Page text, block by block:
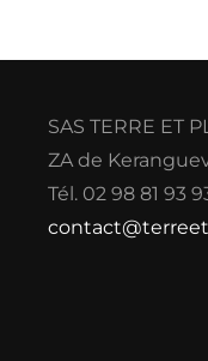
SAS TERRE ET
ZA de
Tél. 02 98 81 93